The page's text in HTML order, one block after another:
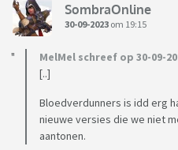
SombraOnline
30-09-2023 om 19:15
MelMel schreef op 30-09-
[..]
Bloedverdunners is idd erg
nieuwe versies die we niet
aantonen.